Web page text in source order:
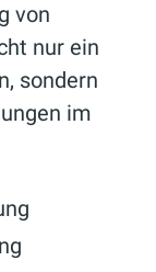
von
nur ein
sondern
im